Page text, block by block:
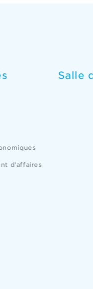
Salle
d'affaires